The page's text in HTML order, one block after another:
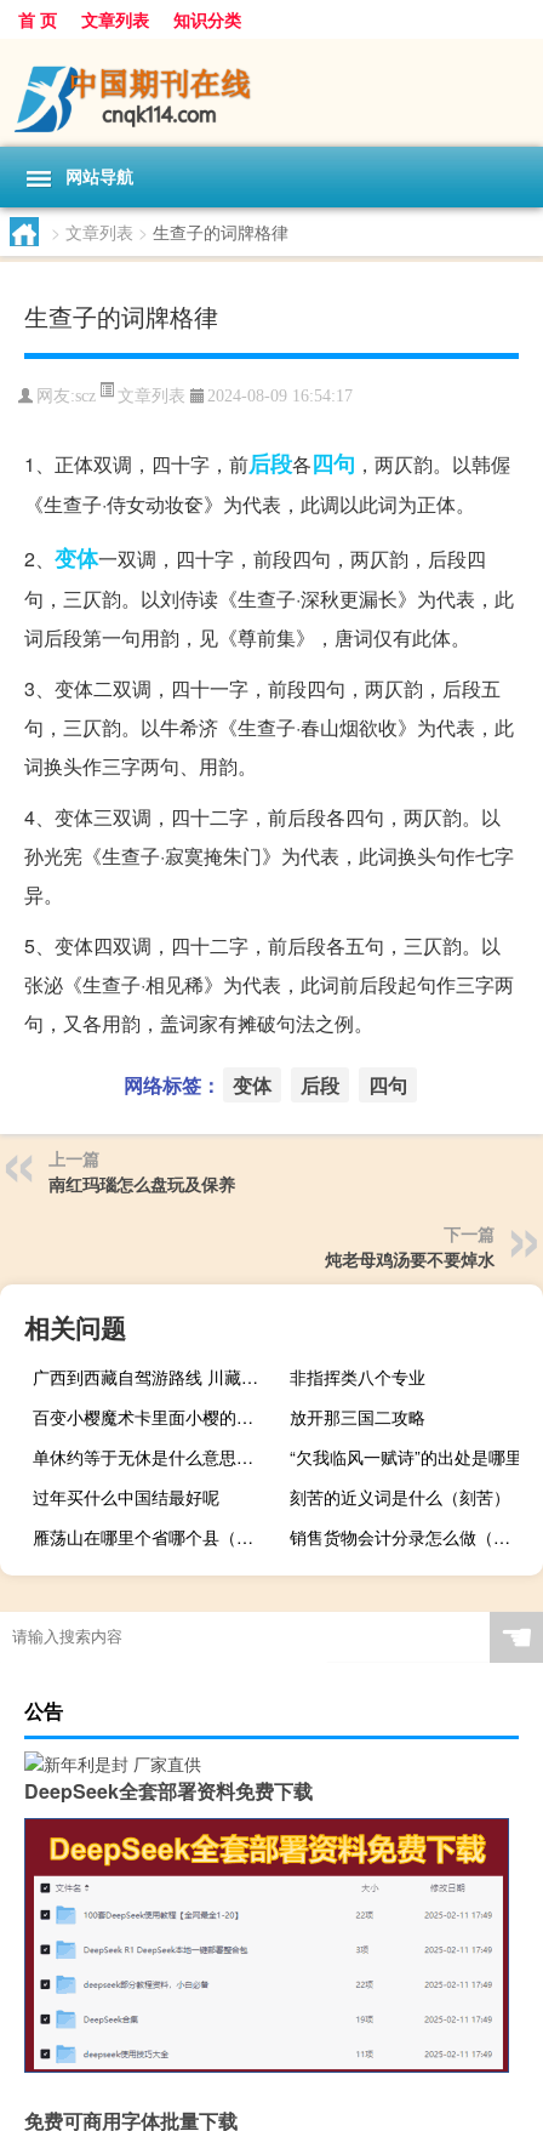
首 页 文章列表 知识分类
网站导航
> 文章列表 > 生查子的词牌格律
生查子的词牌格律
网友:scz 文章列表 2024-08-09 16:54:17
1、正体双调，四十字，前后段各四句 ，两仄韵。以韩偓
《生查子·侍女动妆奁》为代表，此调以此词为正体。
2、 变体一双调，四十字，前段四句，两仄韵，后段四
句，三仄韵。以刘侍读《生查子·深秋更漏长》为代表，此
词后段第一句用韵，见《尊前集》，唐词仅有此体。
3、变体二双调，四十一字，前段四句，两仄韵，后段五
句，三仄韵。以牛希济《生查子·春山烟欲收》为代表，此
词换头作三字两句、用韵。
4、变体三双调，四十二字，前后段各四句，两仄韵。以
孙光宪《生查子·寂寞掩朱门》为代表，此词换头句作七字
异。
5、变体四双调，四十二字，前后段各五句，三仄韵。以
张泌《生查子·相见稀》为代表，此词前后段起句作三字两
句，又各用韵，盖词家有摊破句法之例。
网络标签： 变体 后段 四句
上一篇
南红玛瑙怎么盘玩及保养
下一篇
炖老母鸡汤要不要焯水
相关问题
广西到西藏自驾游路线 川藏线自驾游路线图
非指挥类八个专业
百变小樱魔术卡里面小樱的星座是 百变小樱魔术卡目录
放开那三国二攻略
单休约等于无休是什么意思什么梗
“欠我临风一赋诗”的出处是哪里
过年买什么中国结最好呢
刻苦的近义词是什么（刻苦）
雁荡山在哪里个省哪个县（雁荡山在哪里）
销售货物会计分录怎么做（销售货物）
☚
公告
DeepSeek全套部署资料免费下载
免费可商用字体批量下载